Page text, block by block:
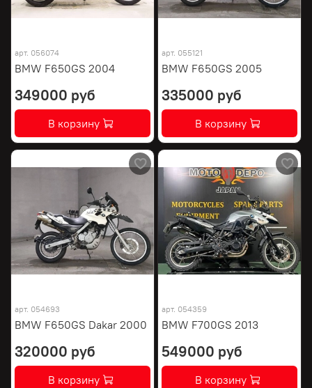
арт. 056074
BMW F650GS 2004
349000 руб
В корзину
арт. 055121
BMW F650GS 2005
335000 руб
В корзину
арт. 054693
BMW F650GS Dakar 2000
320000 руб
В корзину
арт. 054359
BMW F700GS 2013
549000 руб
В корзину